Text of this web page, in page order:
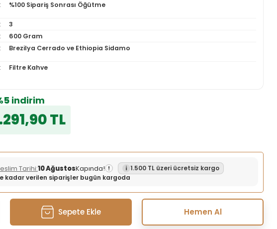
%100 Sipariş Sonrası Öğütme
3
600 Gram
Brezilya Cerrado ve Ethiopia Sidamo
Filtre Kahve
indirim
TL
Tarihi:10 AğustosKapında! !
1.500 TL üzeri ücretsiz kargo
kadar verilen siparişler bugün kargoda
Sepete Ekle Hemen Al